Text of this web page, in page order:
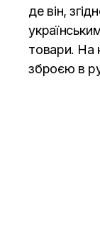
де він,
товари. На
зброєю в